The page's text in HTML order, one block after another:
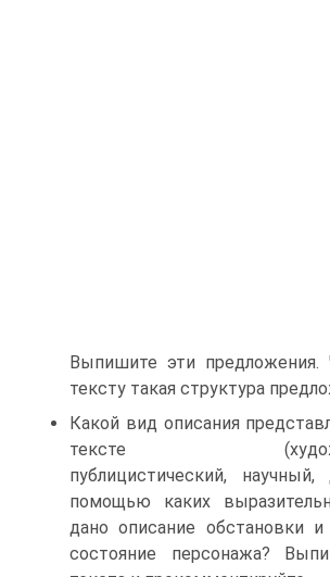
Выпишите эти предложения.
тексту такая структура
Какой вид описания
тексте
публицистический,
помощью каких
дано описание обстановки и
состояние персонажа?